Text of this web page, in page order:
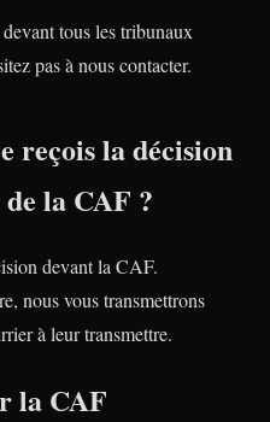
tous les tribunaux
pas à nous contacter.
reçois la décision
la CAF ?
devant la CAF.
nous vous transmettrons
à leur transmettre.
la CAF